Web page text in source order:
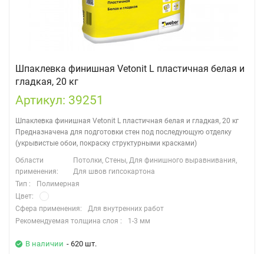
Шпаклевка финишная Vetonit L пластичная белая и
гладкая, 20 кг
Артикул: 39251
Шпаклевка финишная Vetonit L пластичная белая и гладкая, 20 кг
Предназначена для подготовки стен под последующую отделку
(укрывистые обои, покраску структурными красками)
Области
применения:
Потолки, Стены, Для финишного выравнивания,
Для швов гипсокартона
Тип :
Полимерная
Цвет:
Сфера применения:
Для внутренних работ
Рекомендуемая толщина слоя :
1-3 мм
В наличии - 620 шт.